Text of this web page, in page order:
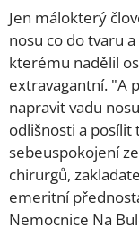
Jen málokterý
nosu co do tvaru
kterému nadělil
extravagantní. "A
napravit vadu
odlišnosti a posílit
sebeuspokojení
chirurgů,
emeritní
Nemocnice Na